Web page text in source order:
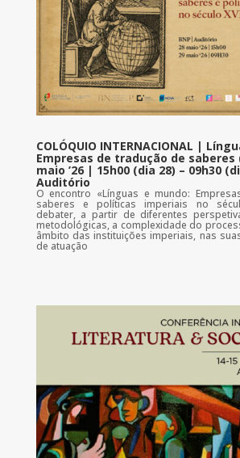
COLÓQUIO INTERNACIONAL |
Empresas de tradução de
maio ’26 | 15h00 (dia 28) – 09h30
Auditório
O encontro «Línguas e mundo:
saberes e políticas imperiais no
debater, a partir de diferentes
metodológicas, a complexidade do
âmbito das instituições imperiais, nas
de atuação